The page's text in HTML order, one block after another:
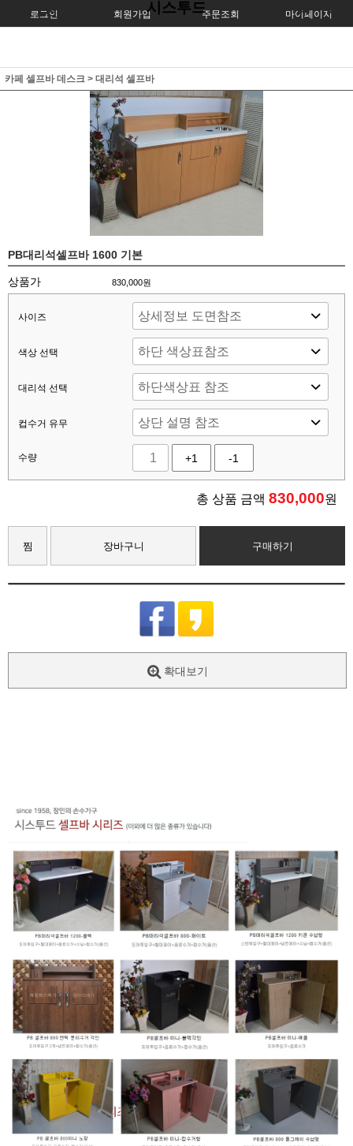
로그인 회원가입 주문조회 마이페이지
시스투드
카페 셀프바 데스크 > 대리석 셀프바
PB대리석셀프바 1600 기본
상품가 830,000원
사이즈
색상 선택
대리석 선택
컵수거 유무
수량 +1 -1
총 상품 금액 830,000원
찜 장바구니 구매하기
확대보기